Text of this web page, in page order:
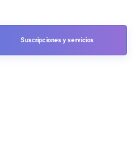
Suscripciones y servicios